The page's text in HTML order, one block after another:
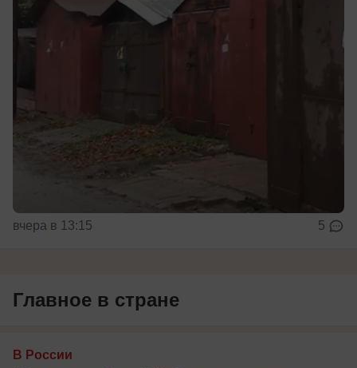
вчера в 13:15 5
Главное в стране
В России